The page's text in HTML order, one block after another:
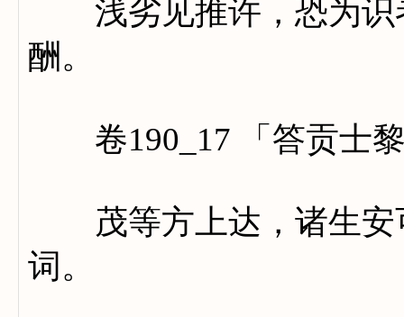
浅劣见推许，恐为识
酬。
卷190_17 「答贡士黎
茂等方上达，诸生安
词。